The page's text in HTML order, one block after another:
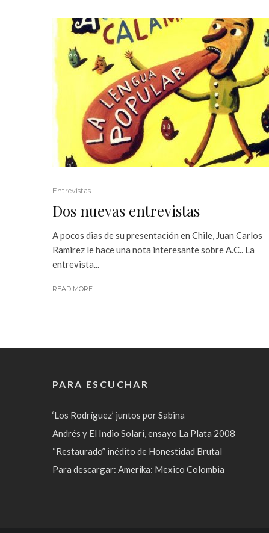
Entrevistas
Dos nuevas entrevistas
A pocos dias de su presentación en Chile, Juan Carlos
Ramirez le hace una nota interesante sobre A.C.. La
entrevista...
READ MORE
PARA ESCUCHAR
‘Los Rodríguez’ juntos por Sabina
Andrés y El Indio Solari, ensayo La Plata 2008
“Restaurado” inédito de Honestidad Brutal
Para descargar: Amerika: Mexico Colombia